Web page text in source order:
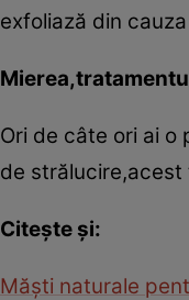
exfoliază din
Ori de câte ori ai o
de
Citeşte şi:
Măşti naturale